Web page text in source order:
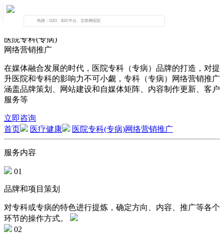
医院专科(专病)
网络营销推广
在媒体融合发展的时代，医院专科（专病）品牌的打造，对提
升医院和专科的影响力不可小觑，专科（专病）网络营销推广
涵盖品牌策划、网站建设和自媒体矩阵、内容制作更新、客户
服务等
立即咨询
首页
医疗健康 医院专科(专病)网络营销推广
服务内容
01
品牌和项目策划
对专科或专病的特色进行提炼，确定方向、内容、推广等各个
环节的操作方式。
02